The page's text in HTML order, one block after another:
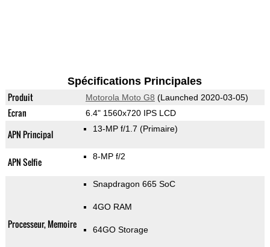
Spécifications Principales
Produit Motorola Moto G8 (Launched 2020-03-05)
Ecran 6.4" 1560x720 IPS LCD
APN Principal 13-MP f/1.7 (Primaire)
APN Selfie 8-MP f/2
Processeur, Memoire
Snapdragon 665 SoC
4GO RAM
64GO Storage